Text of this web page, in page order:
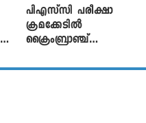
പിഎസ്‌സി പരീക്ഷാ
ക്രമക്കേ‌ടിൽ
ക്രൈംബ്രാഞ്ച്